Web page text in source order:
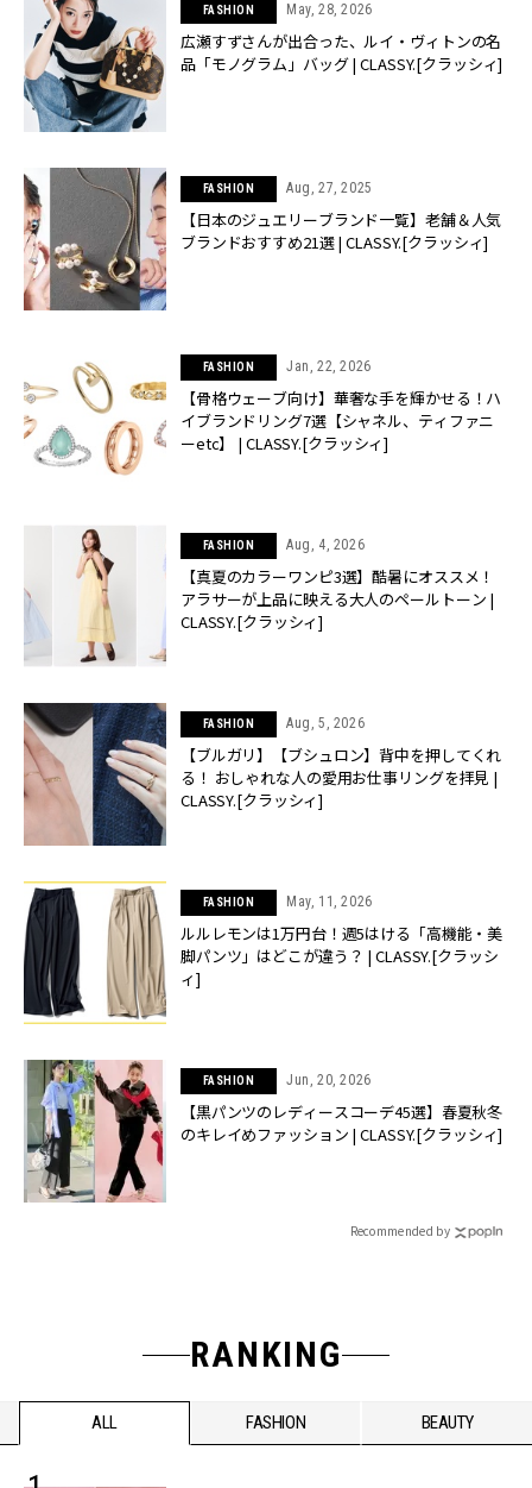
FASHION May, 28, 2026
広瀬すずさんが出合った、ルイ・ヴィトンの名
品「モノグラム」バッグ | CLASSY.[クラッシィ]
FASHION Aug, 27, 2025
【日本のジュエリーブランド一覧】老舗＆人気
ブランドおすすめ21選 | CLASSY.[クラッシィ]
FASHION Jan, 22, 2026
【骨格ウェーブ向け】華奢な手を輝かせる！ハ
イブランドリング7選【シャネル、ティファニ
ーetc】 | CLASSY.[クラッシィ]
FASHION Aug, 4, 2026
【真夏のカラーワンピ3選】酷暑にオススメ！
アラサーが上品に映える大人のペールトーン |
CLASSY.[クラッシィ]
FASHION Aug, 5, 2026
【ブルガリ】【ブシュロン】背中を押してくれ
る！ おしゃれな人の愛用お仕事リングを拝見 |
CLASSY.[クラッシィ]
FASHION May, 11, 2026
ルルレモンは1万円台！週5はける「高機能・美
脚パンツ」はどこが違う？ | CLASSY.[クラッシ
ィ]
FASHION Jun, 20, 2026
【黒パンツのレディースコーデ45選】春夏秋冬
のキレイめファッション | CLASSY.[クラッシィ]
Recommended by
RANKING
ALL FASHION BEAUTY